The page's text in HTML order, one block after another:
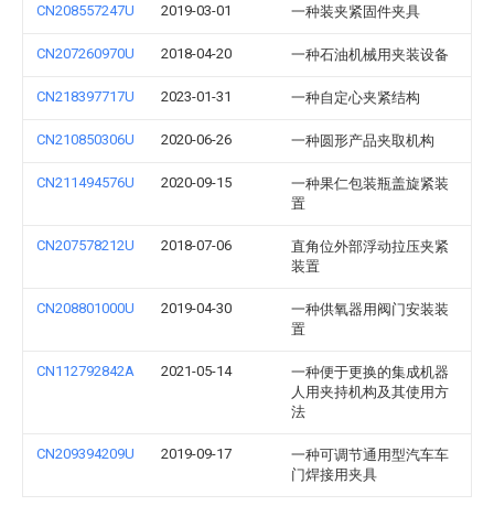
CN208557247U 2019-03-01 一种装夹紧固件夹具
CN207260970U 2018-04-20 一种石油机械用夹装设备
CN218397717U 2023-01-31 一种自定心夹紧结构
CN210850306U 2020-06-26 一种圆形产品夹取机构
CN211494576U 2020-09-15
一种果仁包装瓶盖旋紧装
置
CN207578212U 2018-07-06
直角位外部浮动拉压夹紧
装置
CN208801000U 2019-04-30
一种供氧器用阀门安装装
置
CN112792842A 2021-05-14
一种便于更换的集成机器
人用夹持机构及其使用方
法
CN209394209U 2019-09-17
一种可调节通用型汽车车
门焊接用夹具